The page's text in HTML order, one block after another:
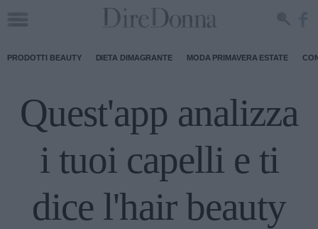
PRODOTTI BEAUTY DIETA DIMAGRANTE MODA PRIMAVERA ESTATE
Quest'app analizza
i tuoi capelli e ti
dice l'hair beauty